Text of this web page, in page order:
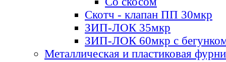
Скотч - клапан ПП 30мкр
ЗИП-ЛОК 35мкр
ЗИП-ЛОК 60мкр с
Металлическая и пластиковая